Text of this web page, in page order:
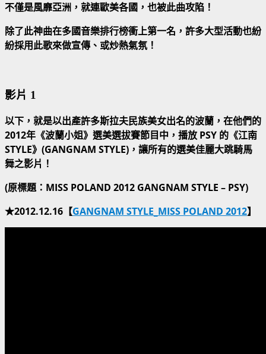
不僅是風靡亞洲，就連歐美各國，也被此曲攻陷！
除了此神曲在多國音樂排行榜衝上第一名，許多大型活動也紛
紛採用此歌來做宣傳、或炒熱氣氛！
影片 1
以下，就是以出產許多斯拉夫民族美女出名的波蘭，在他們的
2012年《波蘭小姐》選美選拔賽節目中，播放 PSY 的《江南
STYLE》(GANGNAM STYLE)，讓所有的選美佳麗大跳騎馬
舞之影片！
(原標題：MISS POLAND 2012 GANGNAM STYLE – PSY)
★2012.12.16【GANGNAM STYLE_MISS POLAND 2012】